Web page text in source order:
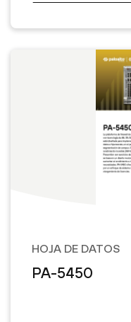
HOJA DE DATOS
PA-5450